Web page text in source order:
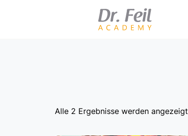
Alle 2 Ergebnisse werden angezeigt